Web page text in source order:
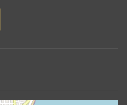
viver com conforto,
uma excelente